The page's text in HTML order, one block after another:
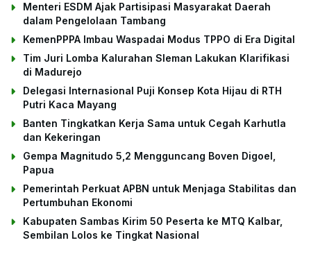
Menteri ESDM Ajak Partisipasi Masyarakat Daerah
dalam Pengelolaan Tambang
KemenPPPA Imbau Waspadai Modus TPPO di Era Digital
Tim Juri Lomba Kalurahan Sleman Lakukan Klarifikasi
di Madurejo
Delegasi Internasional Puji Konsep Kota Hijau di RTH
Putri Kaca Mayang
Banten Tingkatkan Kerja Sama untuk Cegah Karhutla
dan Kekeringan
Gempa Magnitudo 5,2 Mengguncang Boven Digoel,
Papua
Pemerintah Perkuat APBN untuk Menjaga Stabilitas dan
Pertumbuhan Ekonomi
Kabupaten Sambas Kirim 50 Peserta ke MTQ Kalbar,
Sembilan Lolos ke Tingkat Nasional